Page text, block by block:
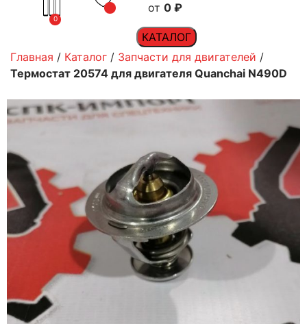
0
0 ₽
КАТАЛОГ
Главная / Каталог / Запчасти для двигателей /
Термостат 20574 для двигателя Quanchai N490D